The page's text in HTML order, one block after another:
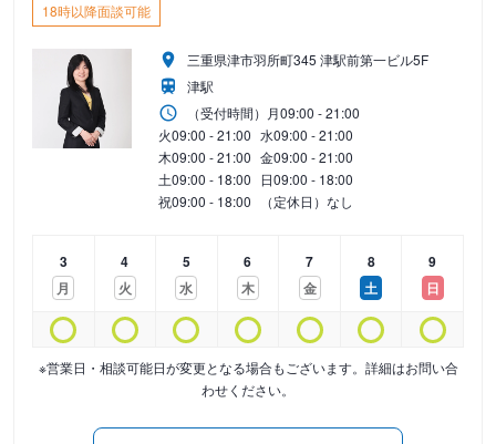
18時以降面談可能
三重県津市羽所町345 津駅前第一ビル5F
津駅
（受付時間） 月09:00 - 21:00
火09:00 - 21:00 水09:00 - 21:00
木09:00 - 21:00 金09:00 - 21:00
土09:00 - 18:00 日09:00 - 18:00
祝09:00 - 18:00 （定休日）なし
3
月
4
火
5
水
6
木
7
金
8
土
9
日
※営業日・相談可能日が変更となる場合もございます。詳細はお問い合
わせください。